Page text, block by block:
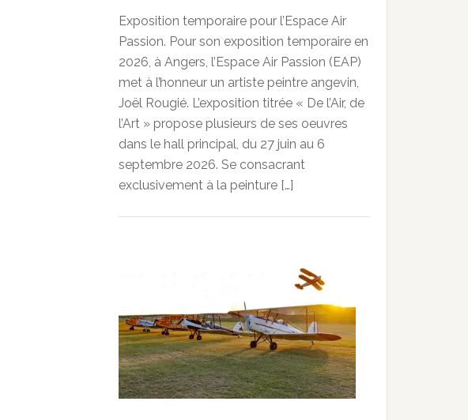
Exposition temporaire pour l’Espace Air
Passion. Pour son exposition temporaire en
2026, à Angers, l’Espace Air Passion (EAP)
met à l’honneur un artiste peintre angevin,
Joël Rougié. L’exposition titrée « De l’Air, de
l’Art » propose plusieurs de ses oeuvres
dans le hall principal, du 27 juin au 6
septembre 2026. Se consacrant
exclusivement à la peinture […]